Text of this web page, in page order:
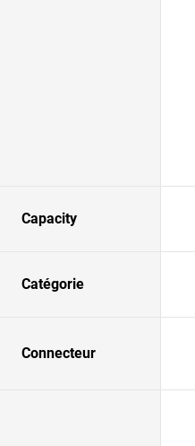
Capacity
Catégorie
Connecteur